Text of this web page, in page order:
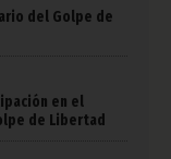
del Golpe de
en el
de Libertad